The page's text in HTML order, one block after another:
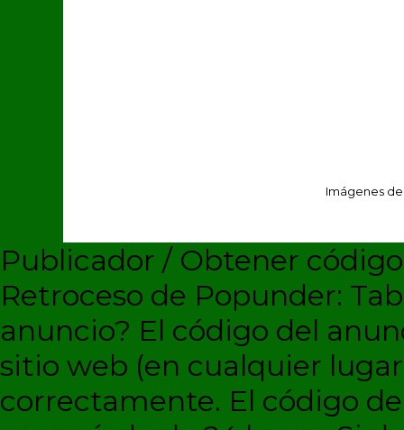
Imágenes
Publicador / Obtener
Retroceso de Popunder:
anuncio? El código del
sitio web (en cualquier
correctamente. El código